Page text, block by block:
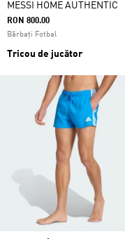
MESSI HOME AUTHENTIC
RON 800.00
Bărbați Fotbal
Tricou de jucător